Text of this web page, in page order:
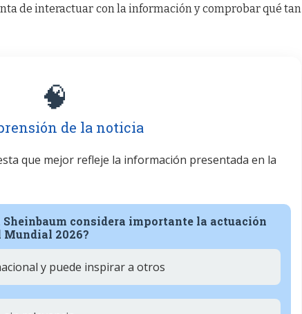
de interactuar con la información y comprobar qué tan
🧠
de la noticia
que mejor refleje la información presentada en la
Sheinbaum considera importante la actuación
Mundial 2026?
y puede inspirar a otros